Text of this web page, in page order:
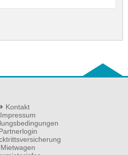
Kontakt
Impressum
Mietwagen